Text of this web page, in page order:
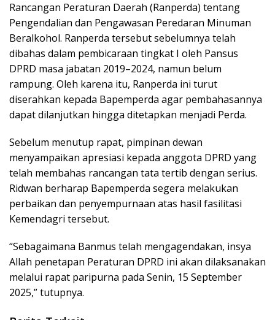
Rancangan Peraturan Daerah (Ranperda) tentang
Pengendalian dan Pengawasan Peredaran Minuman
Beralkohol. Ranperda tersebut sebelumnya telah
dibahas dalam pembicaraan tingkat I oleh Pansus
DPRD masa jabatan 2019–2024, namun belum
rampung. Oleh karena itu, Ranperda ini turut
diserahkan kepada Bapemperda agar pembahasannya
dapat dilanjutkan hingga ditetapkan menjadi Perda.
Sebelum menutup rapat, pimpinan dewan
menyampaikan apresiasi kepada anggota DPRD yang
telah membahas rancangan tata tertib dengan serius.
Ridwan berharap Bapemperda segera melakukan
perbaikan dan penyempurnaan atas hasil fasilitasi
Kemendagri tersebut.
“Sebagaimana Banmus telah mengagendakan, insya
Allah penetapan Peraturan DPRD ini akan dilaksanakan
melalui rapat paripurna pada Senin, 15 September
2025,” tutupnya.